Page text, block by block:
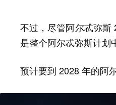
不过，尽管阿尔忒弥斯
是整个阿尔忒弥斯计划
预计要到 2028 年的阿